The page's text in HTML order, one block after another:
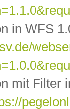
in WFS
mit Filter